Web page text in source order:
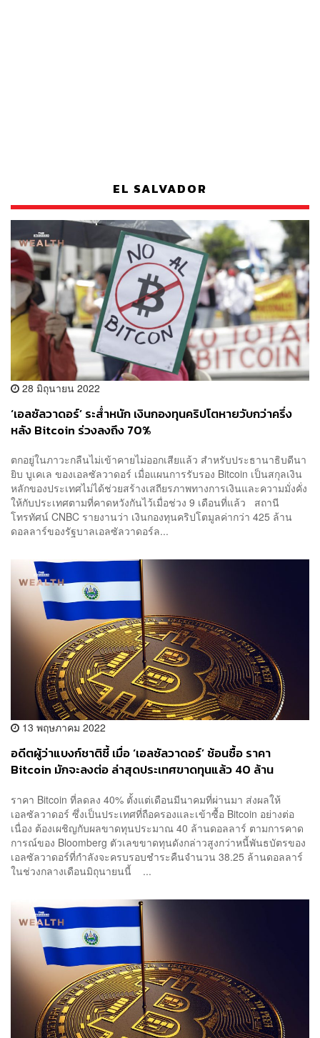
EL SALVADOR
28 มิถุนายน 2022
‘เอลซัลวาดอร์’ ระส่ำหนัก เงินกองทุนคริปโตหายวับกว่าครึ่ง
หลัง Bitcoin ร่วงลงถึง 70%
ตกอยู่ในภาวะกลืนไม่เข้าคายไม่ออกเสียแล้ว สำหรับประธานาธิบดีนา
ยิบ บูเคเล ของเอลซัลวาดอร์ เมื่อแผนการรับรอง Bitcoin เป็นสกุลเงิน
หลักของประเทศไม่ได้ช่วยสร้างเสถียรภาพทางการเงินและความมั่งคั่ง
ให้กับประเทศตามที่คาดหวังกันไว้เมื่อช่วง 9 เดือนที่แล้ว สถานี
โทรทัศน์ CNBC รายงานว่า เงินกองทุนคริปโตมูลค่ากว่า 425 ล้าน
ดอลลาร์ของรัฐบาลเอลซัลวาดอร์ล...
13 พฤษภาคม 2022
อดีตผู้ว่าแบงก์ชาติชี้ เมื่อ ‘เอลซัลวาดอร์’ ช้อนซื้อ ราคา
Bitcoin มักจะลงต่อ ล่าสุดประเทศขาดทุนแล้ว 40 ล้าน
ราคา Bitcoin ที่ลดลง 40% ตั้งแต่เดือนมีนาคมที่ผ่านมา ส่งผลให้
เอลซัลวาดอร์ ซึ่งเป็นประเทศที่ถือครองและเข้าซื้อ Bitcoin อย่างต่อ
เนื่อง ต้องเผชิญกับผลขาดทุนประมาณ 40 ล้านดอลลาร์ ตามการคาด
การณ์ของ Bloomberg ตัวเลขขาดทุนดังกล่าวสูงกว่าหนี้พันธบัตรของ
เอลซัลวาดอร์ที่กำลังจะครบรอบชำระคืนจำนวน 38.25 ล้านดอลลาร์
ในช่วงกลางเดือนมิถุนายนนี้ ...